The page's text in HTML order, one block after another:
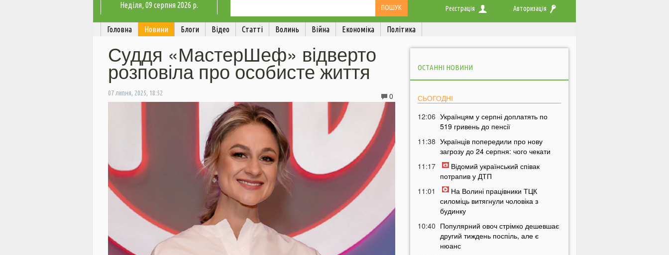
Неділя, 09 серпня 2026 р. Реєстрація Авторизація
Головна Новини Блоги Відео Статті Волинь Війна Економіка Політика
Суддя «МастерШеф» відверто
розповіла про особисте життя
07 липня, 2025, 18:52 0
ОСТАННІ НОВИНИ
СЬОГОДНІ
12:06 Українцям у серпні доплатять по
519 гривень до пенсії
11:38 Українців попередили про нову
загрозу до 24 серпня: чого чекати
11:17
Відомий український співак
потрапив у ДТП
11:01
На Волині працівники ТЦК
силоміць витягнули чоловіка з
будинку
10:40 Популярний овоч стрімко дешевшає
другий тиждень поспіль, але є
нюанс